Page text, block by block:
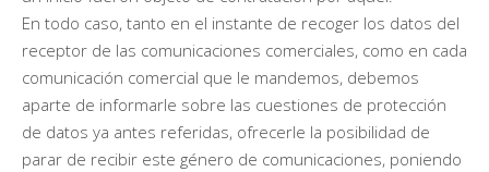
En todo caso, tanto en el instante de recoger los datos del
receptor de las comunicaciones comerciales, como en cada
comunicación comercial que le mandemos, debemos
aparte de informarle sobre las cuestiones de protección
de datos ya antes referidas, ofrecerle la posibilidad de
parar de recibir este género de comunicaciones, poniendo